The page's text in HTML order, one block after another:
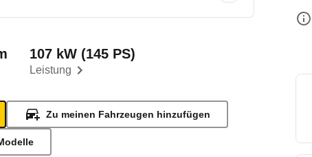
Leistung
107 kW (145 PS)
Zu meinen Fahrzeugen hinzufügen